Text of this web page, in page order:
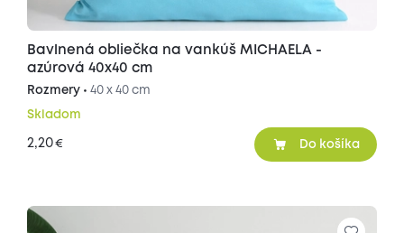
Bavlnená obliečka na vankúš MICHAELA -
azúrová 40x40 cm
Rozmery • 40 x 40 cm
Skladom
2,20€ Do košíka